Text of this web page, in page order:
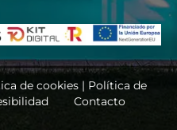
de cookies | Política de
Contacto